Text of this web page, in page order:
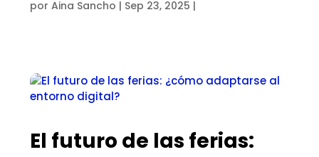
por Aina Sancho | Sep 23, 2025 |
El futuro de las ferias: